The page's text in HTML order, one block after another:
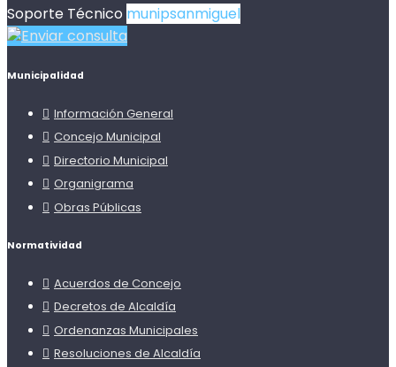
Soporte Técnico munipsanmiguel
Enviar consulta
Municipalidad
Información General
Concejo Municipal
Directorio Municipal
Organigrama
Obras Públicas
Normatividad
Acuerdos de Concejo
Decretos de Alcaldía
Ordenanzas Municipales
Resoluciones de Alcaldía